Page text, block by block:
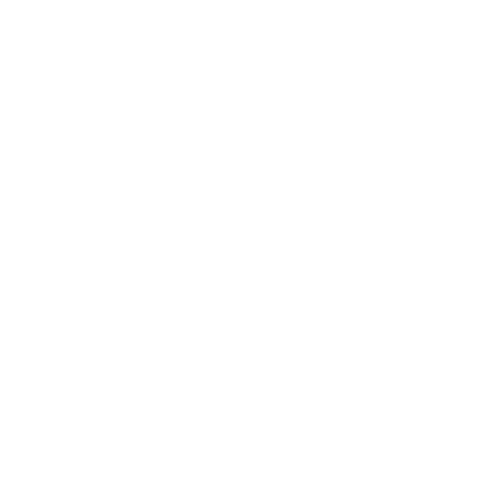
- 5736110 - Branco